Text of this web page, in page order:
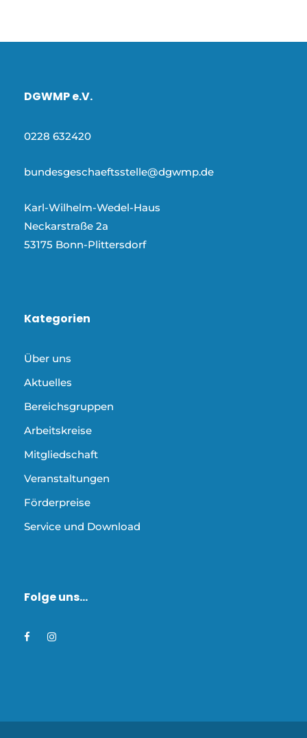
DGWMP e.V.
0228 632420
bundesgeschaeftsstelle@dgwmp.de
Karl-Wilhelm-Wedel-Haus
Neckarstraße 2a
53175 Bonn-Plittersdorf
Kategorien
Über uns
Aktuelles
Bereichsgruppen
Arbeitskreise
Mitgliedschaft
Veranstaltungen
Förderpreise
Service und Download
Folge uns…